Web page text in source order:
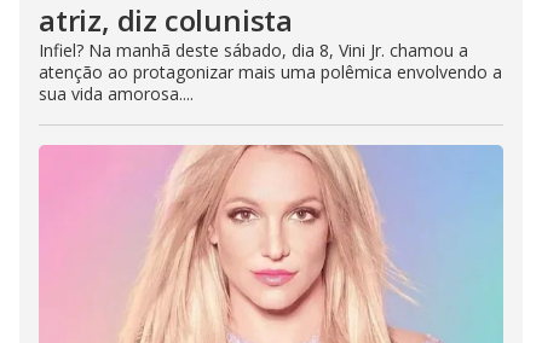
atriz, diz colunista
Infiel? Na manhã deste sábado, dia 8, Vini Jr. chamou a
atenção ao protagonizar mais uma polêmica envolvendo a
sua vida amorosa....